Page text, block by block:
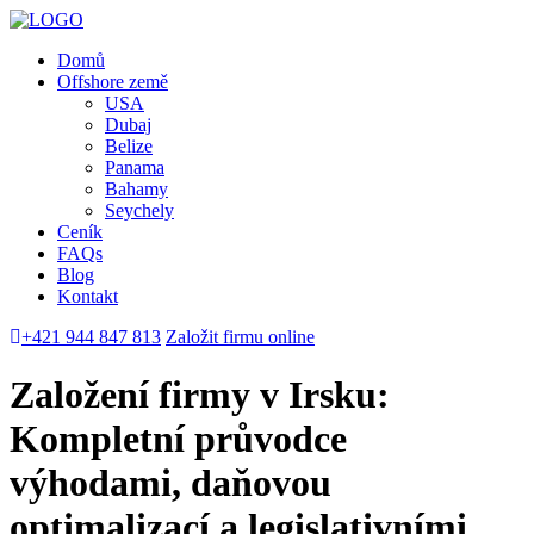
Domů
Offshore země
USA
Dubaj
Belize
Panama
Bahamy
Seychely
Ceník
FAQs
Blog
Kontakt
+421 944 847 813 Založit firmu online
Založení firmy v Irsku:
Kompletní průvodce
výhodami, daňovou